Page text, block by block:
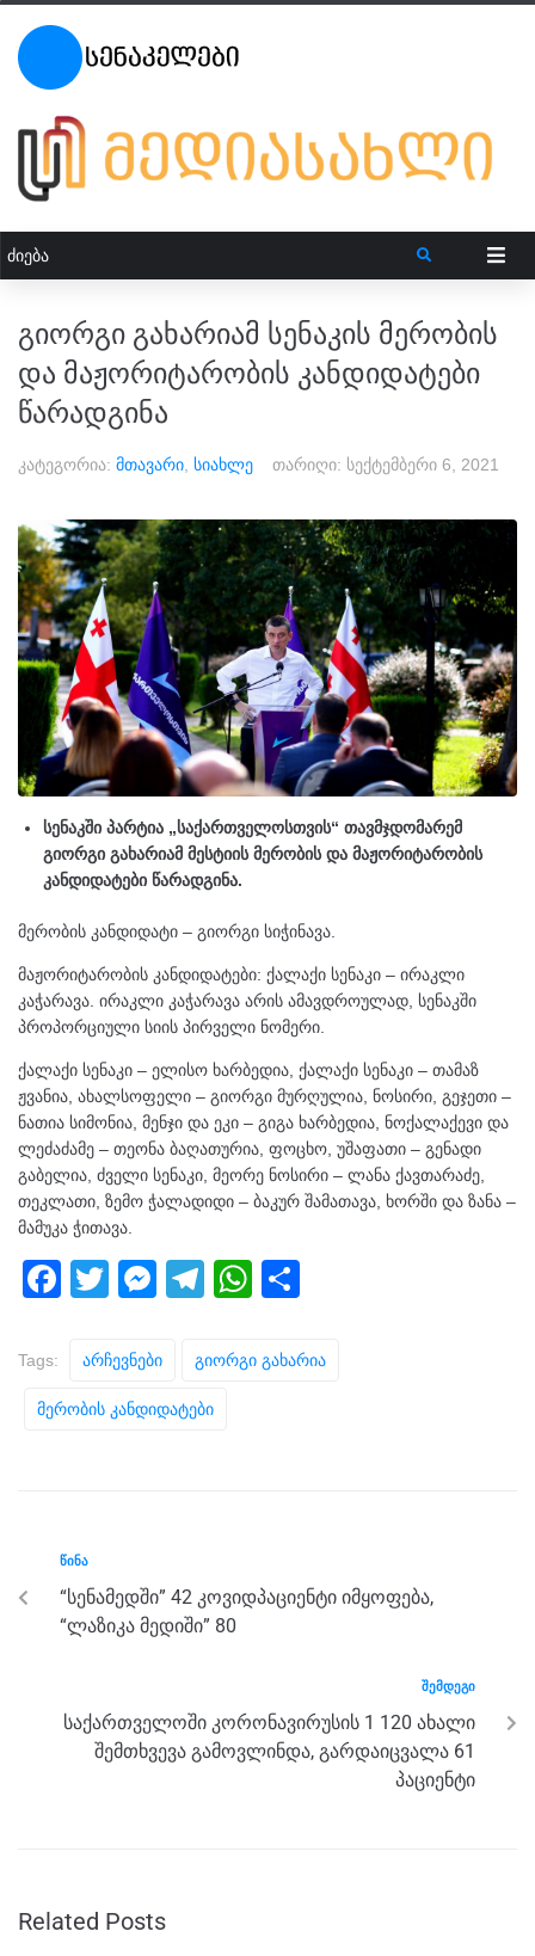
გიორგი გახარიამ სენაკის მერობის
და მაჟორიტარობის კანდიდატები
წარადგინა
კატეგორია: მთავარი სიახლე თარიღი: სექტემბერი 6, 2021
სენაკში პარტია „საქართველოსთვის“ თავმჯდომარემ
გიორგი გახარიამ მესტიის მერობის და მაჟორიტარობის
კანდიდატები წარადგინა.
მერობის კანდიდატი – გიორგი სიჭინავა.
მაჟორიტარობის კანდიდატები: ქალაქი სენაკი – ირაკლი
კაჭარავა. ირაკლი კაჭარავა არის ამავდროულად, სენაკში
პროპორციული სიის პირველი ნომერი.
ქალაქი სენაკი – ელისო ხარბედია, ქალაქი სენაკი – თამაზ
ჟვანია, ახალსოფელი – გიორგი მურღულია, ნოსირი, გეჯეთი –
ნათია სიმონია, მენჯი და ეკი – გიგა ხარბედია, ნოქალაქევი და
ლეძაძამე – თეონა ბაღათურია, ფოცხო, უშაფათი – გენადი
გაბელია, ძველი სენაკი, მეორე ნოსირი – ლანა ქავთარაძე,
თეკლათი, ზემო ჭალადიდი – ბაკურ შამათავა, ხორში და ზანა –
მამუკა ჭითავა.
F
e
k
T
tt
er
M
ss
e
n
T
e
W
at ar
Tags: Არჩევნები Გიორგი Გახარია
Მერობის Კანდიდატები
ᲬᲘᲜᲐ
“სენამედში” 42 კოვიდპაციენტი იმყოფება,
“ლაზიკა მედიში” 80
ᲨᲔᲛᲓᲔᲒᲘ
საქართველოში კორონავირუსის 1 120 ახალი
შემთხვევა გამოვლინდა, გარდაიცვალა 61
პაციენტი
Related Posts